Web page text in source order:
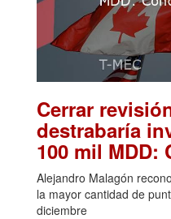
Cerrar
destrabaría
100 mil MDD:
Alejandro Malagón
la mayor cantidad de
diciembre